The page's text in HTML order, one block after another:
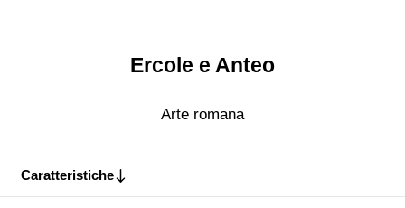
Ercole e Anteo
Arte romana
Caratteristiche